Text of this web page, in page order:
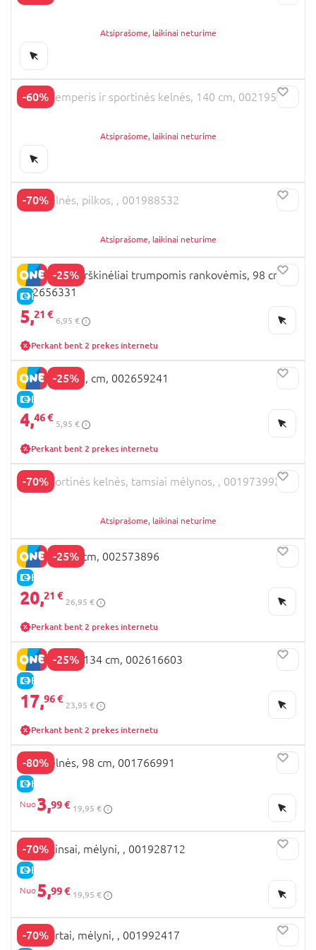
Atsiprašome, laikinai neturime
-60%
OVS džemperis ir sportinės kelnės, 140 cm, 002195597
Atsiprašome, laikinai neturime
-70%
OVS kelnės, pilkos, , 001988532
Atsiprašome, laikinai neturime
-25%
E-KAINA
OVS polo marškinėliai trumpomis rankovėmis, 98 cm,
002656331
5,21 €
6,95 €
Perkant bent 2 prekes internetu
-25%
E-KAINA
OVS tamprės, cm, 002659241
4,46 €
5,95 €
Perkant bent 2 prekes internetu
-70%
OVS sportinės kelnės, tamsiai mėlynos, , 001973992
Atsiprašome, laikinai neturime
-25%
E-KAINA
OVS kelnės, cm, 002573896
20,21 €
26,95 €
Perkant bent 2 prekes internetu
-25%
E-KAINA
OVS sijonas, 134 cm, 002616603
17,96 €
23,95 €
Perkant bent 2 prekes internetu
-80%
E-KAINA
OVS kelnės, 98 cm, 001766991
3,99 € 19,95 €
-70%
E-KAINA
OVS džinsai, mėlyni, , 001928712
5,99 € 19,95 €
-70%
OVS šortai, mėlyni, , 001992417